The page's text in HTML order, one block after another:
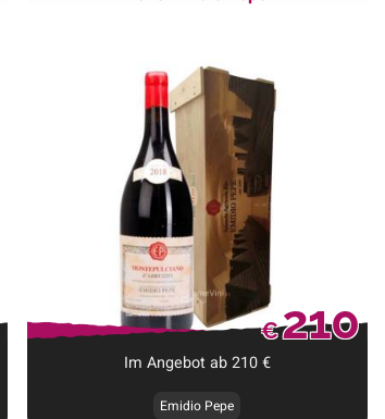
€210
Im Angebot ab210€
Emidio Pepe